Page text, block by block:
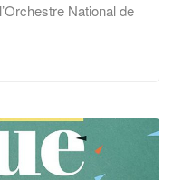
National de